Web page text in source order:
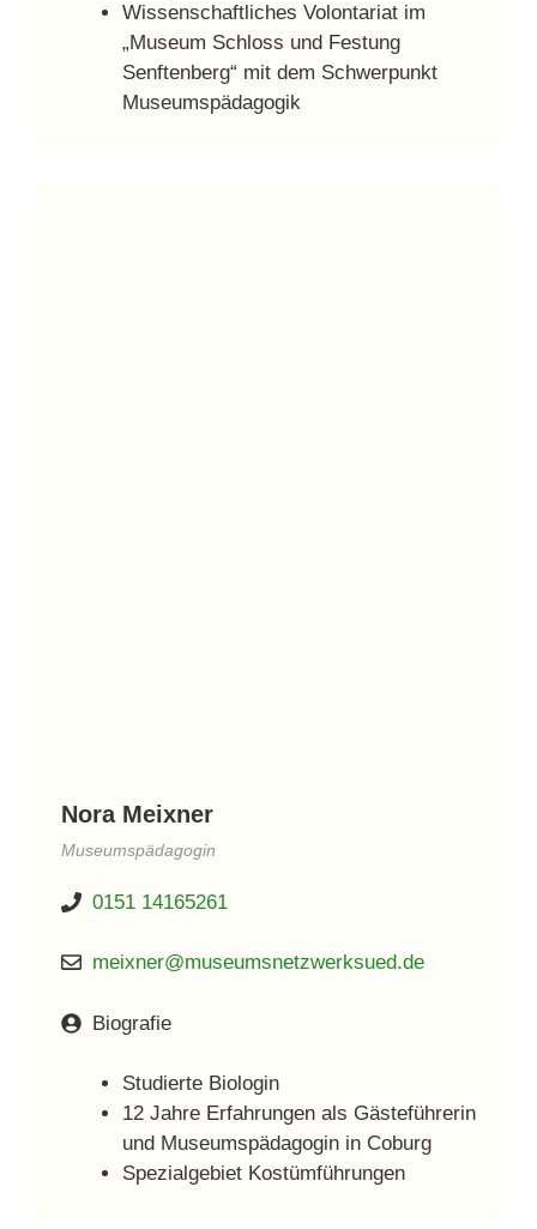
Wissenschaftliches Volontariat im
„Museum Schloss und Festung
Senftenberg“ mit dem Schwerpunkt
Museumspädagogik
Nora Meixner
MuseumspädagogIn
0151 14165261
meixner@museumsnetzwerksued.de
Biografie
Studierte Biologin
12 Jahre Erfahrungen als Gästeführerin
und Museumspädagogin in Coburg
Spezialgebiet Kostümführungen